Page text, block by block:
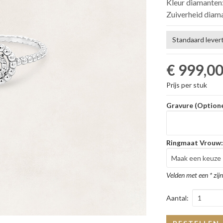
Kleur
Zuiverheid
Standaard
€ 999,00
Prijs per stuk
Gravure
Ringmaat
Velden met een *
Aantal: